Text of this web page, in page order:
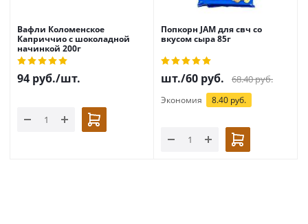
Вафли Коломенское
Каприччио с шоколадной
начинкой 200г
94 руб./шт.
Попкорн JAM для свч со
вкусом сыра 85г
шт./60 руб. 68.40руб.
Экономия 8.40 руб.